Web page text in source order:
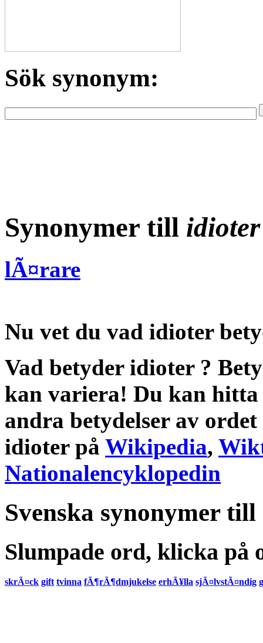
Sök synonym:
Synonymer till idioter
lÃ¤rare
Nu vet du vad idioter
Vad betyder idioter ?
kan variera! Du kan
andra betydelserav ordet
idioter på Wikipedia,
Nationalencyklopedin
Svenska synonymer
Slumpade ord, klicka på
skrÃ¤ck gift tvinna fÃ¶rÃ¶dmjukelse erhÃ¥lla sjÃ¤lvstÃ¤ndig